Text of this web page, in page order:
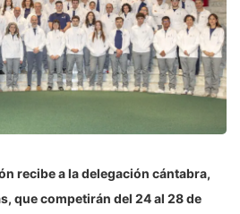
recibe a la delegación cántabra,
que competirán del 24 al 28 de